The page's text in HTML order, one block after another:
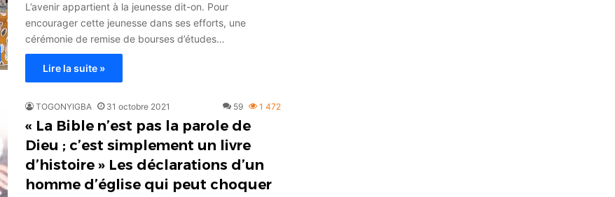
L’avenir appartient à la jeunesse dit-on. Pour
encourager cette jeunesse dans ses efforts, une
cérémonie de remise de bourses d’études…
Lire la suite »
TOGONYIGBA 31 octobre 2021 59 1 472
« La Bible n’est pas la parole de
Dieu ; c’est simplement un livre
d’histoire » Les déclarations d’un
homme d’église qui peut choquer